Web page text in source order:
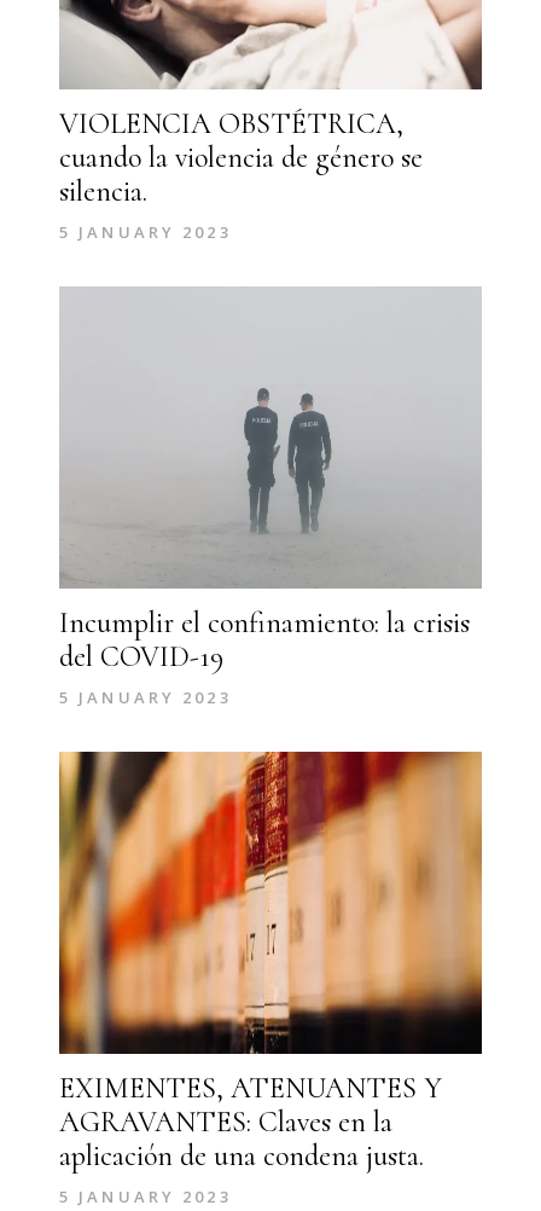
VIOLENCIA OBSTÉTRICA,
cuando la violencia de género se
silencia.
5 JANUARY 2023
Incumplir el confinamiento: la crisis
del COVID-19
5 JANUARY 2023
EXIMENTES, ATENUANTES Y
AGRAVANTES: Claves en la
aplicación de una condena justa.
5 JANUARY 2023